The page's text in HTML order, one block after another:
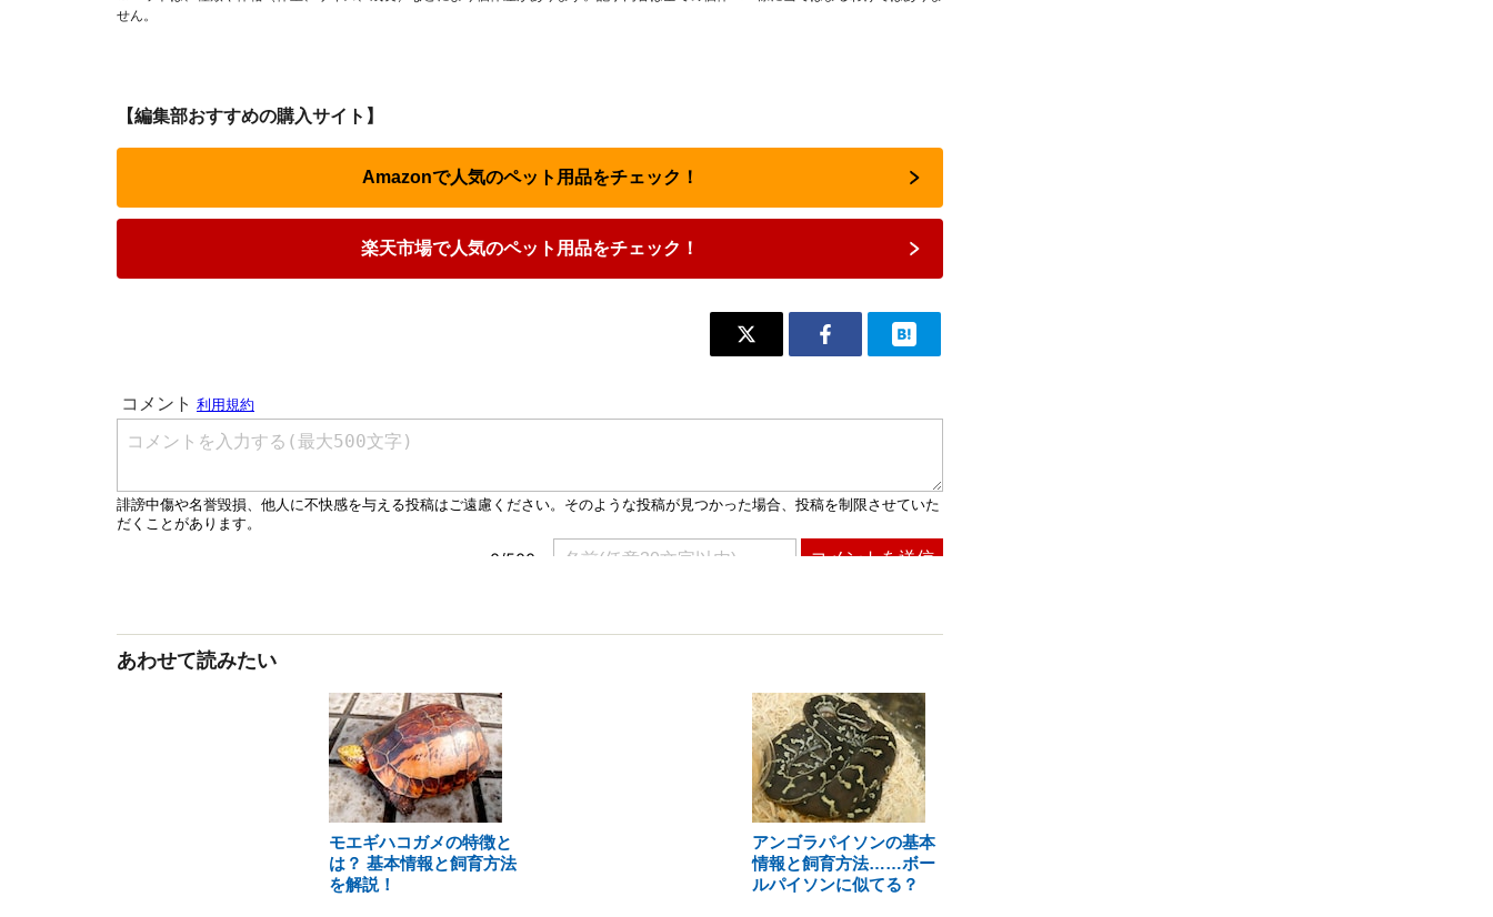
せん。
【編集部おすすめの購入サイト】
Amazonで人気のペット用品をチェック！
楽天市場で人気のペット用品をチェック！
あわせて読みたい
モエギハコガメの特徴と
は？ 基本情報と飼育方法
を解説！
アンゴラパイソンの基本
情報と飼育方法……ボー
ルパイソンに似てる？